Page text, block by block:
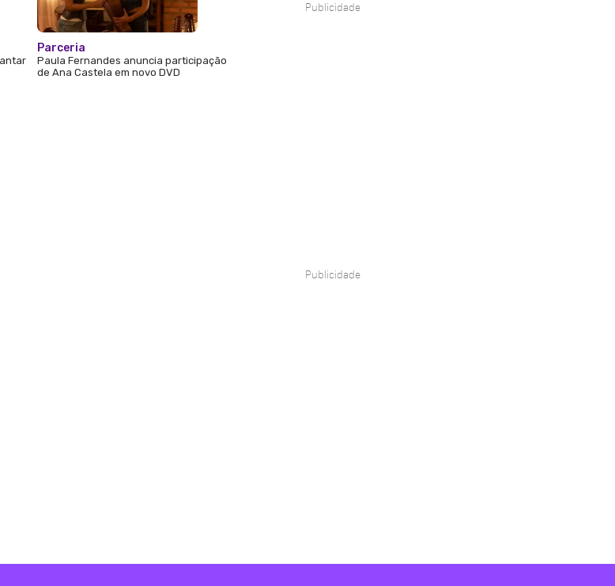
Parceria
Paula Fernandes anuncia participação
de Ana Castela em novo DVD
Publicidade
Publicidade